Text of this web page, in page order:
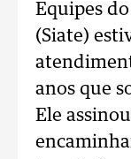
Equipes
(Siate)
anos que
Ele